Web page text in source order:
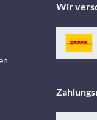
Wir